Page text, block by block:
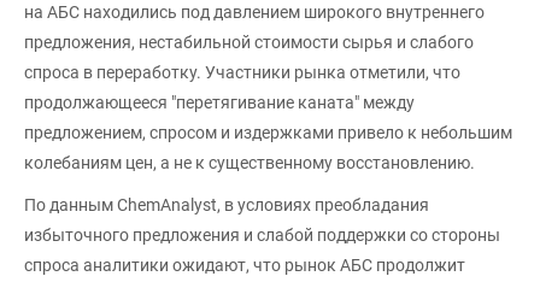
на АБС находились под давлением широкого внутреннего
предложения, нестабильной стоимости сырья и слабого
спроса в переработку. Участники рынка отметили, что
продолжающееся "перетягивание каната" между
предложением, спросом и издержками привело к небольшим
колебаниям цен, а не к существенному восстановлению.
По данным ChemAnalyst, в условиях преобладания
избыточного предложения и слабой поддержки со стороны
спроса аналитики ожидают, что рынок АБС продолжит